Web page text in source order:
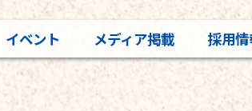
イベント メディア掲載 採用